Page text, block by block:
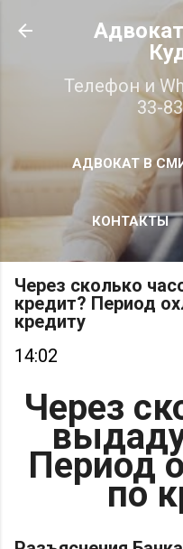
К
Телефон и
33-
АДВОКАТ В
КОНТАКТЫ
Через сколько
кредит? Период
кредиту
14:02
Через
Период
по